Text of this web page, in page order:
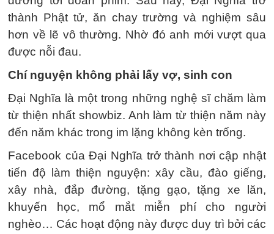
thành Phật tử, ăn chay trường và nghiệm sâu
hơn về lẽ vô thường. Nhờ đó anh mới vượt qua
được nỗi đau.
Chí nguyện không phải lấy vợ, sinh con
Đại Nghĩa là một trong những nghệ sĩ chăm làm
từ thiện nhất showbiz. Anh làm từ thiện năm này
đến năm khác trong im lặng không kèn trống.
Facebook của Đại Nghĩa trở thành nơi cập nhật
tiến độ làm thiện nguyện: xây cầu, đào giếng,
xây nhà, đắp đường, tặng gạo, tặng xe lăn,
khuyến học, mổ mắt miễn phí cho người
nghèo… Các hoạt động này được duy trì bởi các